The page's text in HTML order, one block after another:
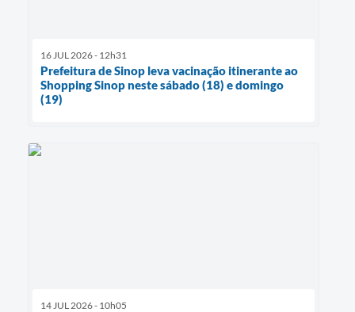
16 JUL 2026 - 12h31
Prefeitura de Sinop leva vacinação itinerante ao
Shopping Sinop neste sábado (18) e domingo
(19)
14 JUL 2026 - 10h05